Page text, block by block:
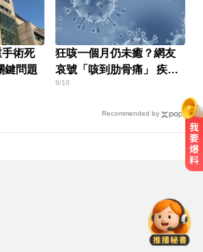
術死
鍵問題
狂咳一個月仍未癒？網友
哀號「咳到肋骨痛」 疾管
署曝新冠疫情現況
8/10
Recommended by